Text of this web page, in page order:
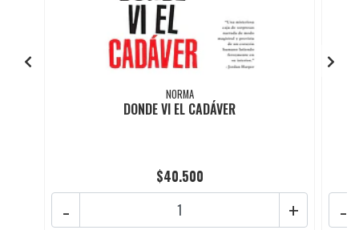
NORMA
DONDE VI EL CADÁVER
$40.500
+
- -